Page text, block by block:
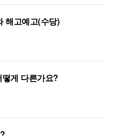
해고예고(수당)
게 다른가요?